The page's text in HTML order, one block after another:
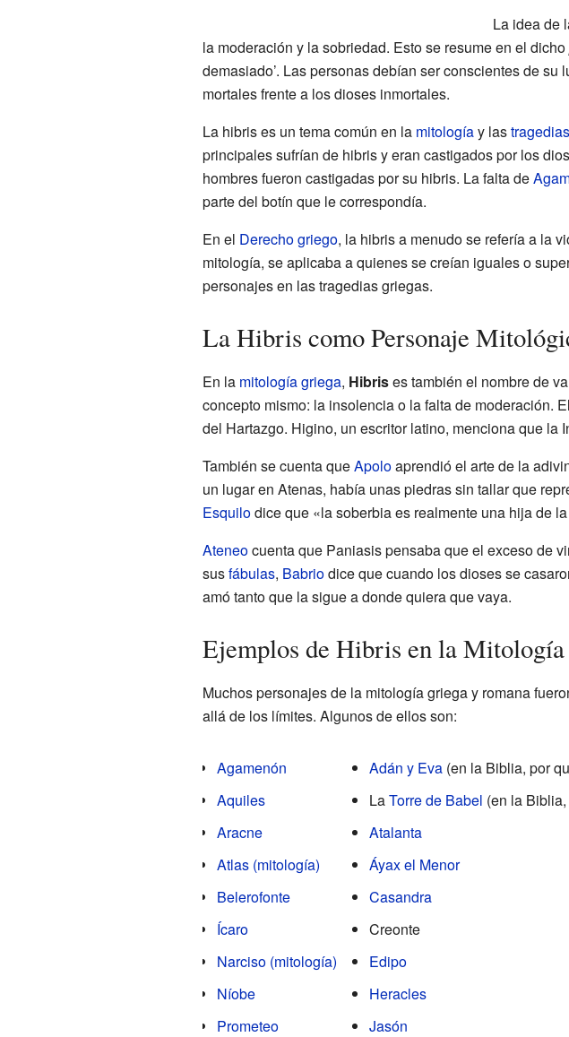
La idea de
la moderación y la sobriedad. Esto se resume en el dicho
demasiado’. Las personas debían ser conscientes de
mortales frente a los dioses inmortales.
La hibris es un tema común en la mitologíay las
principales sufrían de hibris y eran castigados por los
hombres fueron castigadas por su hibris. La falta de
parte del botín que le correspondía.
En el Derecho griego, la hibris a menudo se refería a la
mitología, se aplicaba a quienes se creían iguales o
personajes en las tragedias griegas.
La Hibris como Personaje
En la mitología griega, Hibrises también el nombre de
concepto mismo: la insolencia o la falta de moderación.
del Hartazgo. Higino, un escritor latino, menciona que la
También se cuenta queApoloaprendió el arte de la
un lugar en Atenas, había unas piedras sin tallar que
Esquilodice que «la soberbia es realmente una hija de
Ateneocuenta que Paniasis pensaba que el exceso de
susfábulas, Babriodice que cuando los dioses se
amó tanto que la sigue a donde quiera que vaya.
Ejemplos de Hibris en la Mitología
Muchos personajes de la mitología griega y romana
allá de los límites. Algunos de ellos son:
Agamenón
Aquiles
Aracne
Atlas (mitología)
Belerofonte
Ícaro
Narciso (mitología)
Níobe
Prometeo
Adán y Eva(en la Biblia, por
LaTorre de Babel (en la
Atalanta
Áyax el Menor
Casandra
Creonte
Edipo
Heracles
Jasón